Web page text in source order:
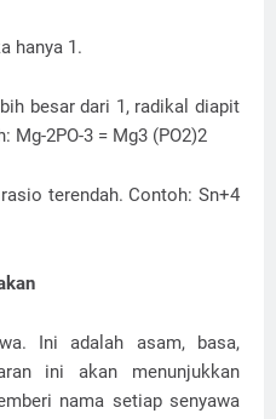
hanya 1.
besar dari 1, radikal diapit
Mg-2PO-3 = Mg3 (PO2)2
terendah. Contoh: Sn+4
Ini adalah asam, basa,
ini akan menunjukkan
nama setiap senyawa